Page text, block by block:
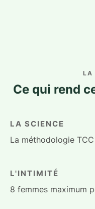
LA
Ce qui rend
LA SCIENCE
La méthodologie
L'INTIMITÉ
8 femmes maximum